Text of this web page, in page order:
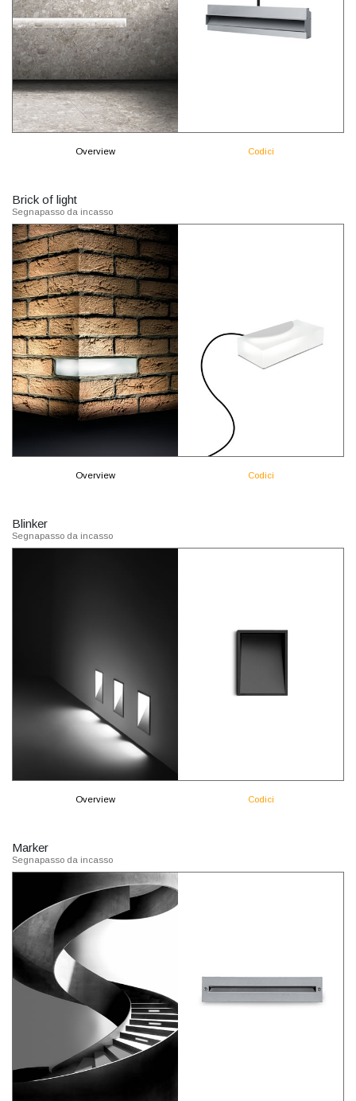
Overview Codici
Brick of light
Segnapasso da incasso
Overview Codici
Blinker
Segnapasso da incasso
Overview Codici
Marker
Segnapasso da incasso